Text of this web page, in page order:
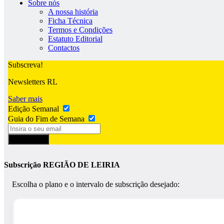
Sobre nós
A nossa história
Ficha Técnica
Termos e Condições
Estatuto Editorial
Contactos
Subscreva!
Newsletters RL
Saber mais
Edição Semanal
Guia do Fim de Semana
Subscrição REGIÃO DE LEIRIA
Escolha o plano e o intervalo de subscrição desejado: